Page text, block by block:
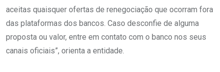
aceitas quaisquer ofertas de renegociação que ocorram fora
das plataformas dos bancos. Caso desconfie de alguma
proposta ou valor, entre em contato com o banco nos seus
canais oficiais”, orienta a entidade.